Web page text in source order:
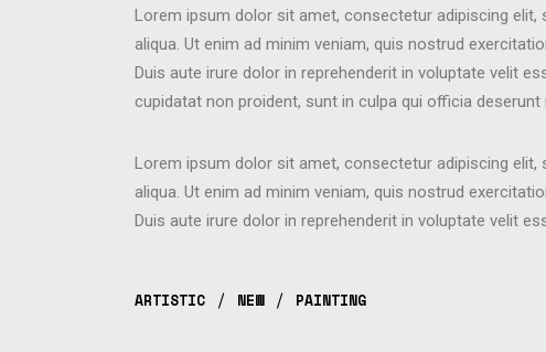
Lorem ipsum dolor sit amet, consectetur adipiscing
aliqua. Ut enim ad minim veniam, quis nostrud
Duis aute irure dolor in reprehenderit in voluptate velit
cupidatat non proident, sunt in culpa qui officia
Lorem ipsum dolor sit amet, consectetur adipiscing
aliqua. Ut enim ad minim veniam, quis nostrud
Duis aute irure dolor in reprehenderit in voluptate velit
ARTISTIC NEW PAINTING